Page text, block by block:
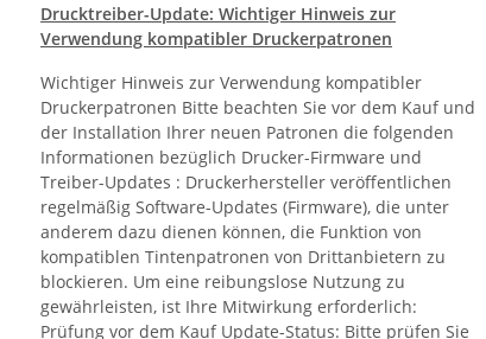
Drucktreiber-Update: Wichtiger Hinweis zur
Verwendung kompatibler Druckerpatronen
Wichtiger Hinweis zur Verwendung kompatibler
Druckerpatronen Bitte beachten Sie vor dem Kauf und
der Installation Ihrer neuen Patronen die folgenden
Informationen bezüglich Drucker-Firmware und
Treiber-Updates : Druckerhersteller veröffentlichen
regelmäßig Software-Updates (Firmware), die unter
anderem dazu dienen können, die Funktion von
kompatiblen Tintenpatronen von Drittanbietern zu
blockieren. Um eine reibungslose Nutzung zu
gewährleisten, ist Ihre Mitwirkung erforderlich:
Prüfung vor dem Kauf Update-Status: Bitte prüfen Sie